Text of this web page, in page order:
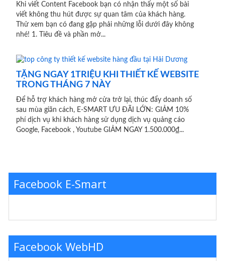
Khi viết Content Facebook bạn có nhận thấy một số bài
viết không thu hút được sự quan tâm của khách hàng.
Thử xem bạn có đang gặp phải những lỗi dưới đây không
nhé! 1. Tiêu đề và phần mở...
TẶNG NGAY 1TRIỆU KHI THIẾT KẾ WEBSITE
TRONG THÁNG 7 NÀY
Để hỗ trợ khách hàng mở cửa trở lại, thúc đẩy doanh số
sau mùa giãn cách, E-SMART ƯU ĐÃI LỚN: GIẢM 10%
phí dịch vụ khi khách hàng sử dụng dịch vụ quảng cáo
Google, Facebook , Youtube GIẢM NGAY 1.500.000₫...
Facebook E-Smart
Facebook WebHD